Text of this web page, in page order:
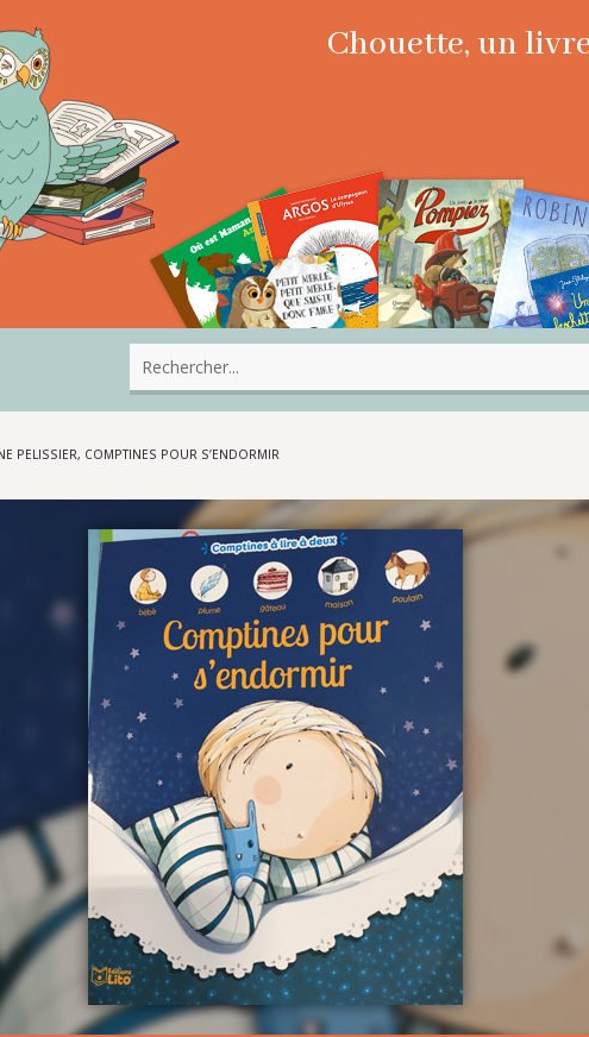
Chouette, un
PELISSIER, COMPTINES POUR S’ENDORMIR